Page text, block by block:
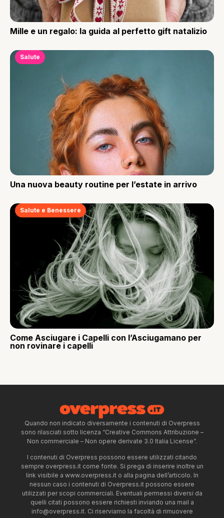
Mille e un regalo: la guida al perfetto gift natalizio
Salute
Una nuova beauty routine per l’estate in arrivo
Salute e Benessere
Come Asciugare i Capelli con l’Asciugamano per
non rovinare i capelli
Quando non indicato diversamente i contenuti di Overpress
sono rilasciati sotto licenza “Creative Commons Attribuzione –
Non commerciale – Non opere derivate 3.0 Italia License”.
I contenuti di Overpress possono essere utilizzati citando
sempre overpress.it come fonte. Si prega di inserire inoltre un
link visibile a www.overpress.it o alla pagina dell’articolo. In
nessun caso i contenuti di Overpress.it possono essere
utilizzati per scopi commerciali. Eventuali permessi diversi da
quelli citati possono essere richiesti inviando una mail a
info@overpress.it. Ci riserviamo la facoltà di rimuovere